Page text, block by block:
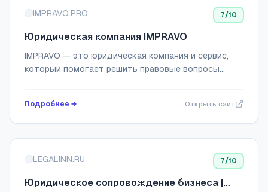
IMPRAVO.PRO 7/10
Юридическая компания IMPRAVO
IMPRAVO — это юридическая компания и сервис,
который помогает решить правовые вопросы
Подробнее → Открыть сайт
LEGALINN.RU 7/10
Юридическое сопровождение бизнеса |